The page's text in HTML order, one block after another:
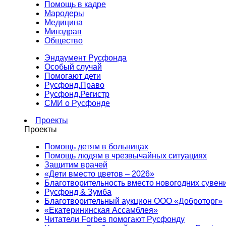
Помощь в кадре
Мародеры
Медицина
Минздрав
Общество
Эндаумент Русфонда
Особый случай
Помогают дети
Русфонд.Право
Русфонд.Регистр
СМИ о Русфонде
Проекты
Проекты
Помощь детям в больницах
Помощь людям в чрезвычайных ситуациях
Защитим врачей
«Дети вместо цветов – 2026»
Благотворительность вместо новогодних
Русфонд & Зумба
Благотворительный аукцион ООО «Доброторг»
«Екатерининская Ассамблея»
Читатели Forbes помогают Русфонду